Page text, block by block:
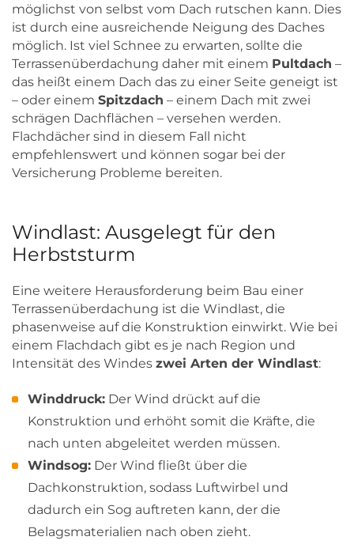
möglichst von selbst vom Dach rutschen kann. Dies
ist durch eine ausreichende Neigung des Daches
möglich. Ist viel Schnee zu erwarten, sollte die
Terrassenüberdachung daher mit einem Pultdach –
das heißt einem Dach das zu einer Seite geneigt ist
– oder einem Spitzdach – einem Dach mit zwei
schrägen Dachflächen – versehen werden.
Flachdächer sind in diesem Fall nicht
empfehlenswert und können sogar bei der
Versicherung Probleme bereiten.
Windlast: Ausgelegt für den
Herbststurm
Eine weitere Herausforderung beim Bau einer
Terrassenüberdachung ist die Windlast, die
phasenweise auf die Konstruktion einwirkt. Wie bei
einem Flachdach gibt es je nach Region und
Intensität des Windes zwei Arten der Windlast:
Winddruck: Der Wind drückt auf die
Konstruktion und erhöht somit die Kräfte, die
nach unten abgeleitet werden müssen.
Windsog: Der Wind fließt über die
Dachkonstruktion, sodass Luftwirbel und
dadurch ein Sog auftreten kann, der die
Belagsmaterialien nach oben zieht.